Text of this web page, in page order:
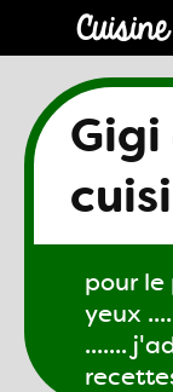
Gigi
pour le
yeux
.......